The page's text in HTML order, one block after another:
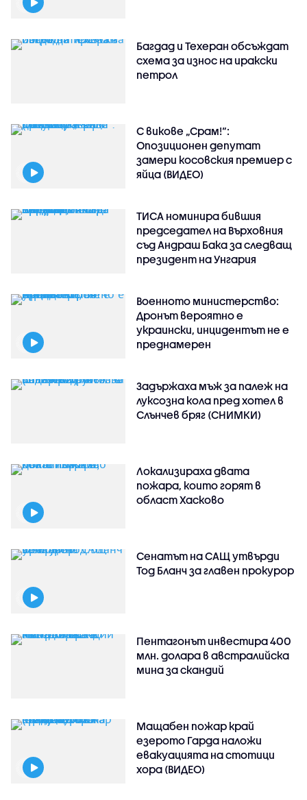
Багдад и Техеран обсъждат
схема за износ на иракски
петрол
С викове „Срам!“:
Опозиционен депутат
замери косовския премиер с
яйца (ВИДЕО)
ТИСА номинира бившия
председател на Върховния
съд Андраш Бака за следващ
президент на Унгария
Военното министерство:
Дронът вероятно е
украински, инцидентът не е
преднамерен
Задържаха мъж за палеж на
луксозна кола пред хотел в
Слънчев бряг (СНИМКИ)
Локализираха двата
пожара, които горят в
област Хасково
Сенатът на САЩ утвърди
Тод Бланч за главен прокурор
Пентагонът инвестира 400
млн. долара в австралийска
мина за скандий
Мащабен пожар край
езерото Гарда наложи
евакуацията на стотици
хора (ВИДЕО)